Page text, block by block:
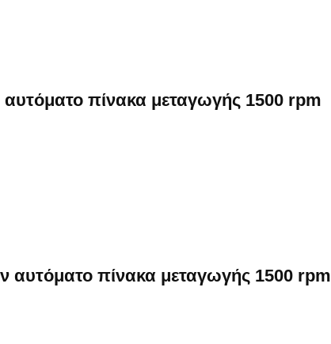
πίνακα μεταγωγής 1500 rpm
αυτόματο πίνακα μεταγωγής 1500 rpm